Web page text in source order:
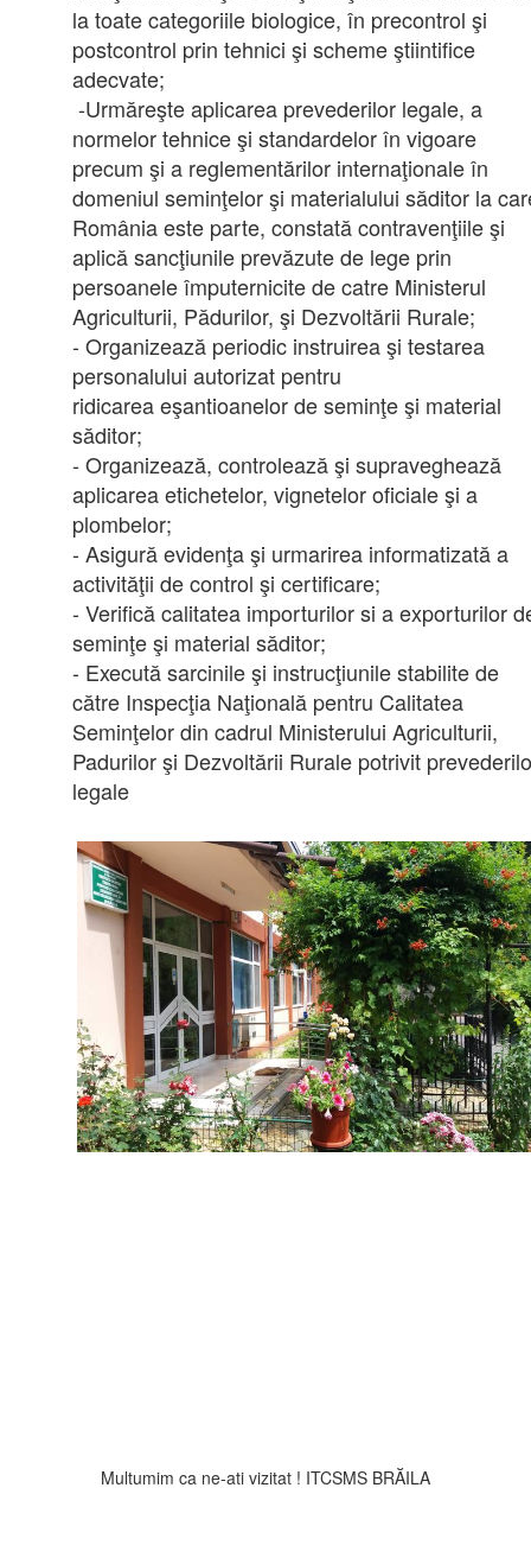
la toate categoriile biologice, în precontrol şi
postcontrol prin tehnici şi scheme ştiintifice
adecvate;
-Urmăreşte aplicarea prevederilor legale, a
normelor tehnice şi standardelor în vigoare
precum şi a reglementărilor internaţionale în
domeniul seminţelor şi materialului săditor la
România este parte, constată contravenţiile şi
aplică sancţiunile prevăzute de lege prin
persoanele împuternicite de catre Ministerul
Agriculturii, Pădurilor, şi Dezvoltării Rurale;
- Organizează periodic instruirea şi testarea
personalului autorizat pentru
ridicarea eşantioanelor de seminţe şi material
săditor;
- Organizează, controlează şi supraveghează
aplicarea etichetelor, vignetelor oficiale şi a
plombelor;
- Asigură evidenţa şi urmarirea informatizată a
activităţii de control şi certificare;
- Verifică calitatea importurilor si a exporturilor
seminţe şi material săditor;
- Execută sarcinile şi instrucţiunile stabilite de
către Inspecţia Naţională pentru Calitatea
Seminţelor din cadrul Ministerului Agriculturii,
Padurilor şi Dezvoltării Rurale potrivit
legale
Multumim ca ne-ati vizitat ! ITCSMS BRĂILA